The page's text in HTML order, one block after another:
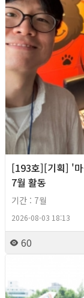
[193호][기획] '마
7월 활동
기간 : 7월
2026-08-03 18:13
60